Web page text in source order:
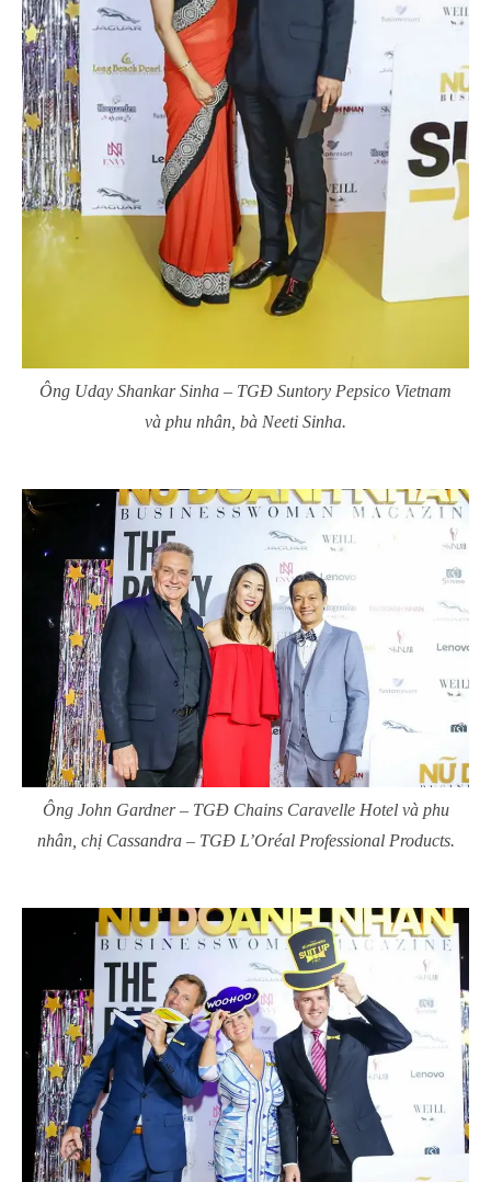
Ông Uday Shankar Sinha – TGĐ Suntory Pepsico Vietnam
và phu nhân, bà Neeti Sinha.
Ông John Gardner – TGĐ Chains Caravelle Hotel và phu
nhân, chị Cassandra – TGĐ L’Oréal Professional Products.